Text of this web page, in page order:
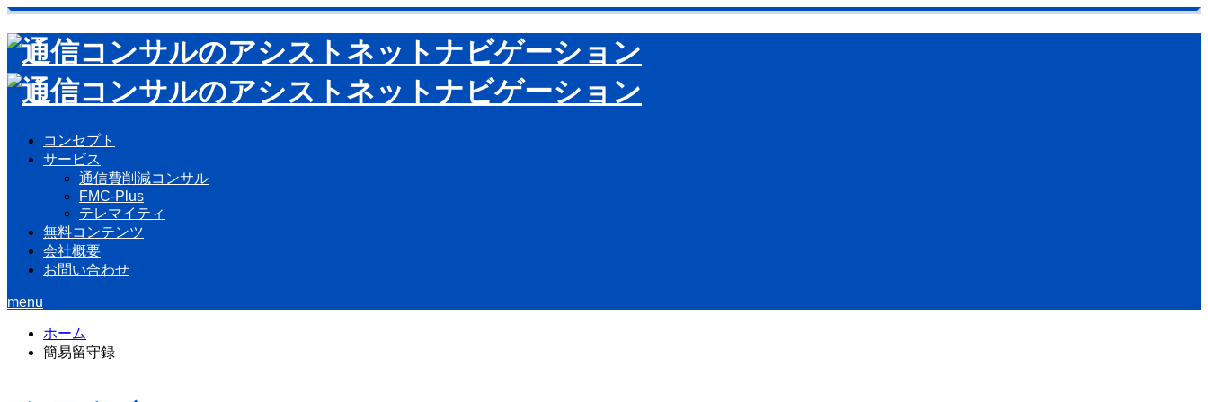
コンセプト
サービス
通信費削減コンサル
FMC-Plus
テレマイティ
無料コンテンツ
会社概要
お問い合わせ
menu
ホーム
簡易留守録